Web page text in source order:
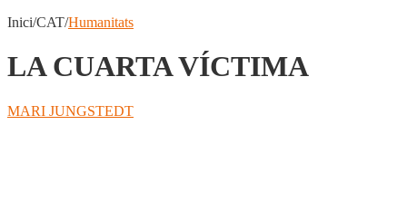
Inici/CAT/Humanitats
LA CUARTA VÍCTIMA
MARI JUNGSTEDT